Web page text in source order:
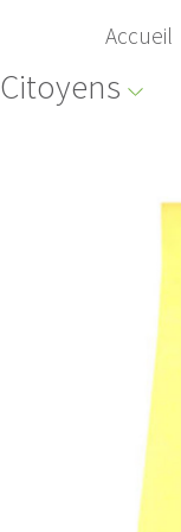
Accueil
Citoyens